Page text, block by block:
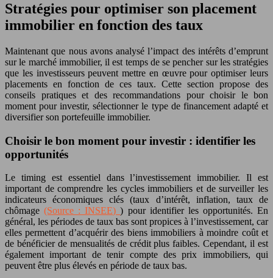
Stratégies pour optimiser son placement
immobilier en fonction des taux
Maintenant que nous avons analysé l’impact des intérêts d’emprunt
sur le marché immobilier, il est temps de se pencher sur les stratégies
que les investisseurs peuvent mettre en œuvre pour optimiser leurs
placements en fonction de ces taux. Cette section propose des
conseils pratiques et des recommandations pour choisir le bon
moment pour investir, sélectionner le type de financement adapté et
diversifier son portefeuille immobilier.
Choisir le bon moment pour investir : identifier les
opportunités
Le timing est essentiel dans l’investissement immobilier. Il est
important de comprendre les cycles immobiliers et de surveiller les
indicateurs économiques clés (taux d’intérêt, inflation, taux de
chômage(Source : INSEE)) pour identifier les opportunités. En
général, les périodes de taux bas sont propices à l’investissement, car
elles permettent d’acquérir des biens immobiliers à moindre coût et
de bénéficier de mensualités de crédit plus faibles. Cependant, il est
également important de tenir compte des prix immobiliers, qui
peuvent être plus élevés en période de taux bas.